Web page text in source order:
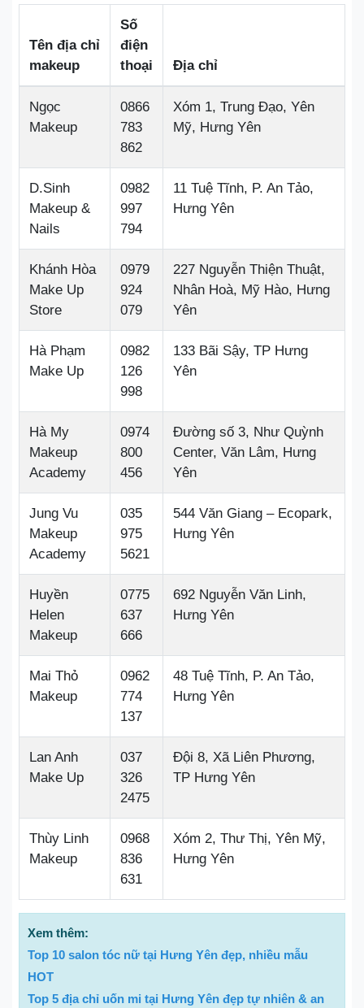
Tên địa chỉ
makeup
Số
điện
thoại
Địa chỉ
Ngọc
Makeup
0866
783
862
Xóm 1, Trung Đạo, Yên
Mỹ, Hưng Yên
D.Sinh
Makeup &
Nails
0982
997
794
11 Tuệ Tĩnh, P. An Tảo,
Hưng Yên
Khánh Hòa
Make Up
Store
0979
924
079
227 Nguyễn Thiện Thuật,
Nhân Hoà, Mỹ Hào, Hưng
Yên
Hà Phạm
Make Up
0982
126
998
133 Bãi Sậy, TP Hưng
Yên
Hà My
Makeup
Academy
0974
800
456
Đường số 3, Như Quỳnh
Center, Văn Lâm, Hưng
Yên
Jung Vu
Makeup
Academy
035
975
5621
544 Văn Giang – Ecopark,
Hưng Yên
Huyền
Helen
Makeup
0775
637
666
692 Nguyễn Văn Linh,
Hưng Yên
Mai Thỏ
Makeup
0962
774
137
48 Tuệ Tĩnh, P. An Tảo,
Hưng Yên
Lan Anh
Make Up
037
326
2475
Đội 8, Xã Liên Phương,
TP Hưng Yên
Thùy Linh
Makeup
0968
836
631
Xóm 2, Thư Thị, Yên Mỹ,
Hưng Yên
Xem thêm:
Top 10 salon tóc nữ tại Hưng Yên đẹp, nhiều mẫu
HOT
Top 5 địa chỉ uốn mi tại Hưng Yên đẹp tự nhiên & an